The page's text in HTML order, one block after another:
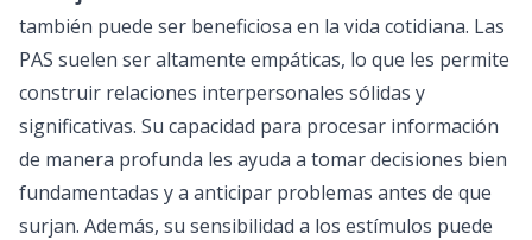
también puede ser beneficiosa en la vida cotidiana. Las
PAS suelen ser altamente empáticas, lo que les permite
construir relaciones interpersonales sólidas y
significativas. Su capacidad para procesar información
de manera profunda les ayuda a tomar decisiones bien
fundamentadas y a anticipar problemas antes de que
surjan. Además, su sensibilidad a los estímulos puede